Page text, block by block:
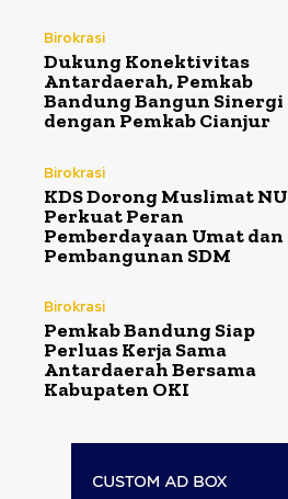
Birokrasi
Dukung Konektivitas
Antardaerah, Pemkab
Bandung Bangun Sinergi
dengan Pemkab Cianjur
Birokrasi
KDS Dorong Muslimat NU
Perkuat Peran
Pemberdayaan Umat dan
Pembangunan SDM
Birokrasi
Pemkab Bandung Siap
Perluas Kerja Sama
Antardaerah Bersama
Kabupaten OKI